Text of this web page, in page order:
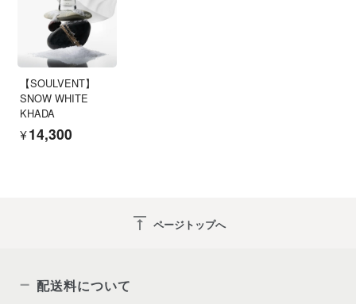
【SOULVENT】
SNOW WHITE
KHADA
¥14,300
vertical_align_top ページトップへ
配送料について